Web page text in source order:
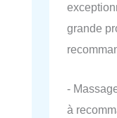
grande
-
à